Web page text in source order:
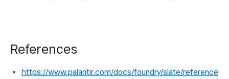
References
https://www.palantir.com/docs/foundry/slate/reference